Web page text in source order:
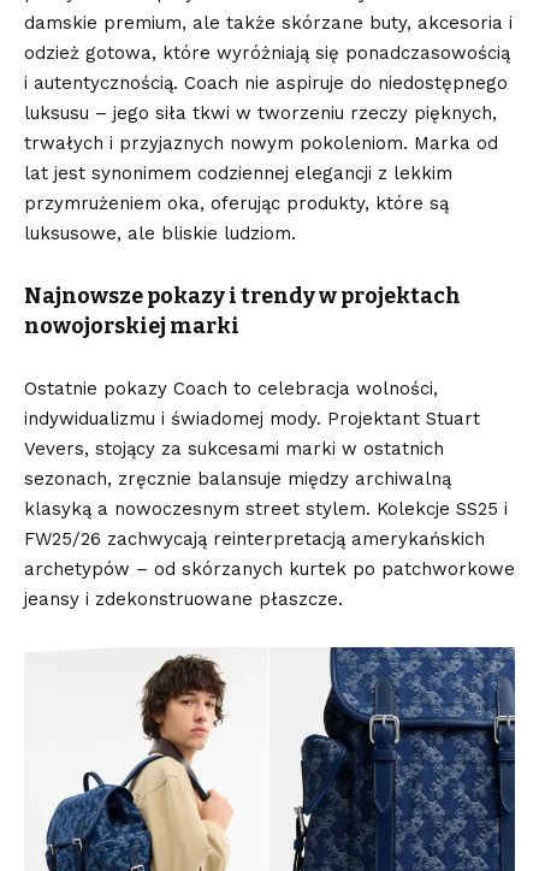
damskie premium, ale także skórzane buty, akcesoria i
odzież gotowa, które wyróżniają się ponadczasowością
i autentycznością. Coach nie aspiruje do niedostępnego
luksusu – jego siła tkwi w tworzeniu rzeczy pięknych,
trwałych i przyjaznych nowym pokoleniom. Marka od
lat jest synonimem codziennej elegancji z lekkim
przymrużeniem oka, oferując produkty, które są
luksusowe, ale bliskie ludziom.
Najnowsze pokazy i trendy w projektach
nowojorskiej marki
Ostatnie pokazy Coach to celebracja wolności,
indywidualizmu i świadomej mody. Projektant Stuart
Vevers, stojący za sukcesami marki w ostatnich
sezonach, zręcznie balansuje między archiwalną
klasyką a nowoczesnym street stylem. Kolekcje SS25 i
FW25/26 zachwycają reinterpretacją amerykańskich
archetypów – od skórzanych kurtek po patchworkowe
jeansy i zdekonstruowane płaszcze.